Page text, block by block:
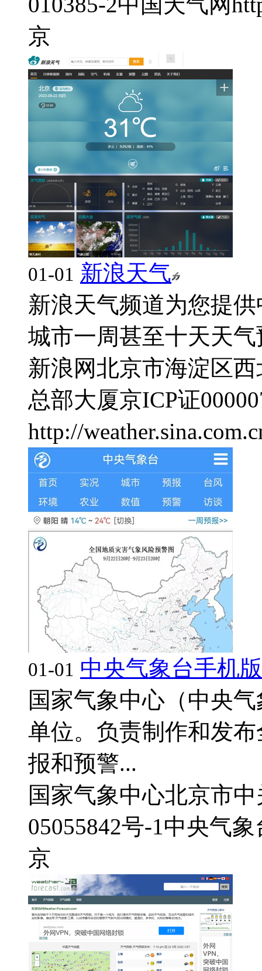
京
01-01 新浪天气
新浪天气频道为您提
城市一周甚至十天天
新浪网北京市海淀区
总部大厦京ICP证
http://
01-01 中央气象台手机版
国家气象中心（中央
单位。负责制作和发
报和预警...
国家气象中心北京市
05055842号-1中央气
京